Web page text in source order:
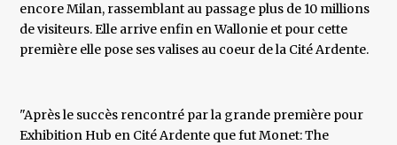
encore Milan, rassemblant au passage plus de 10 millions
de visiteurs. Elle arrive enfin en Wallonie et pour cette
première elle pose ses valises au coeur de la Cité Ardente.
"Après le succès rencontré par la grande première pour
Exhibition Hub en Cité Ardente que fut Monet: The